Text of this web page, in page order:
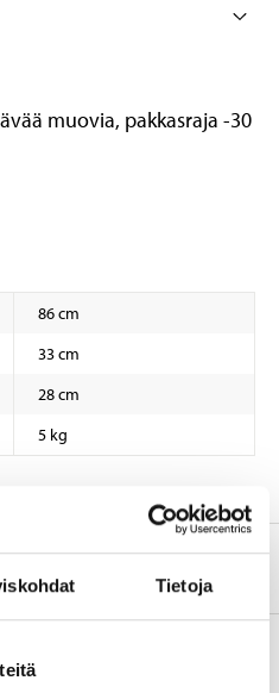
Tietoja
muovia, pakkasraja -30
86 cm
33 cm
28 cm
5 kg